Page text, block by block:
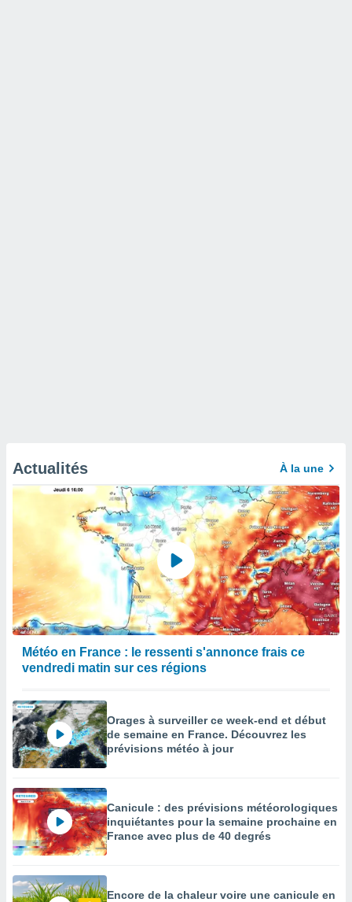
Actualités À la une
Météo en France : le ressenti s'annonce frais ce
vendredi matin sur ces régions
Orages à surveiller ce week-end et début
de semaine en France. Découvrez les
prévisions météo à jour
Canicule : des prévisions météorologiques
inquiétantes pour la semaine prochaine en
France avec plus de 40 degrés
Encore de la chaleur voire une canicule en